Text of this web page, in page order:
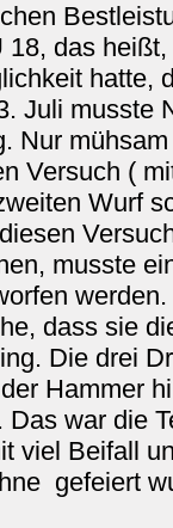
das
hatte,
Juli musste
Nur
Versuch (
Wurf
musste
dass sie
Die drei
Hammer
war die
viel Beifall
gefeiert